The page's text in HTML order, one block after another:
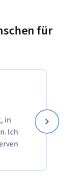
für
in
Ich